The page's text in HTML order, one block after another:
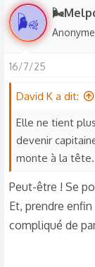
s
r
é
c
o
n
s
🌬 Anonyme
16/7/25
David K a dit:
Elle ne tient
devenir
monte à la tête.
Peut-être ! Se
Et, prendre
compliqué de